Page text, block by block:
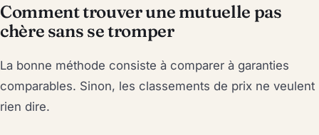
Comment trouver une mutuelle pas
chère sans se tromper
La bonne méthode consiste à comparer à garanties
comparables. Sinon, les classements de prix ne veulent
rien dire.